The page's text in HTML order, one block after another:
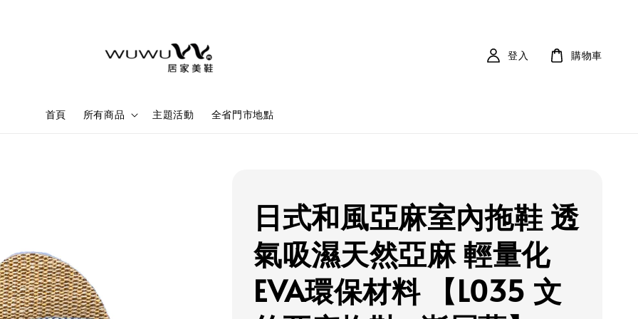
首頁 所有商品 主題活動 全省門市地點
登入 購物車
日式和風亞麻室內拖鞋 透
氣吸濕天然亞麻 輕量化
EVA環保材料 【L035 文